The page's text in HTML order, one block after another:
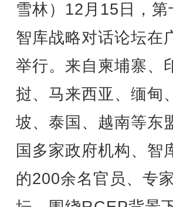
雪林）12月15日，
智库战略对话论坛在
举行。来自柬埔寨、
挝、马来西亚、缅甸
坡、泰国、越南等东
国多家政府机构、智
的200余名官员、专